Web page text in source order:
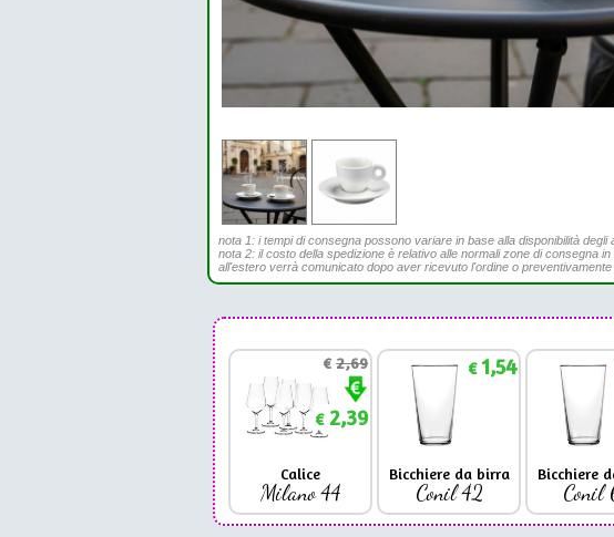
nota 1: i tempi di consegna possono variare in base alla disponibilità
nota 2: il costo della spedizione è relativo alle normali zone di consegna
all'estero verrà comunicato dopo aver ricevuto l'ordine o preventivamente
€2,69
€2,39
Calice
Milano 44
€1,54
Bicchiere da birra
Conil 42
Bicchiere
Conil